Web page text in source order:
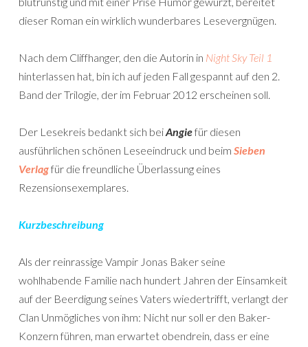
dieser Roman ein wirklich wunderbares Lesevergnügen.
Nach dem Cliffhanger, den die Autorin in Night Sky Teil 1
hinterlassen hat, bin ich auf jeden Fall gespannt auf den 2.
Band der Trilogie, der im Februar 2012 erscheinen soll.
Der Lesekreis bedankt sich beiAngiefür diesen
ausführlichen schönen Leseeindruck und beim Sieben
Verlagfür die freundliche Überlassung eines
Rezensionsexemplares.
Kurzbeschreibung
Als der reinrassige Vampir Jonas Baker seine
wohlhabende Familie nach hundert Jahren der Einsamkeit
auf der Beerdigung seines Vaters wiedertrifft, verlangt der
Clan Unmögliches von ihm: Nicht nur soll er den Baker-
Konzern führen, man erwartet obendrein, dass er eine